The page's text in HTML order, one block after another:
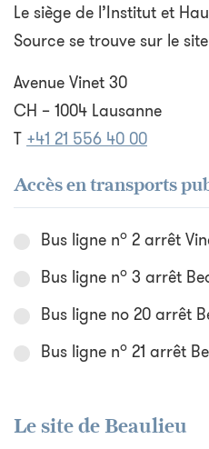
Le siège de l’Institut et
Source se trouve sur le
Avenue Vinet 30
CH – 1004 Lausanne
T +41 21 556 40 00
Accès en transports
Bus ligne no 2 arrêt
Bus ligne no 3 arrêt
Bus ligne no 20 arrêt
Bus ligne no 21 arrêt
Le site de Beaulieu